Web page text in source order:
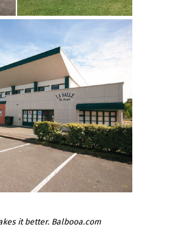
it better. Balbooa.com